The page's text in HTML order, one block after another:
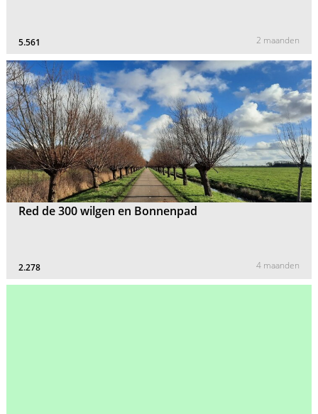
5.561 2 maanden
Red de 300 wilgen en Bonnenpad
2.278 4 maanden